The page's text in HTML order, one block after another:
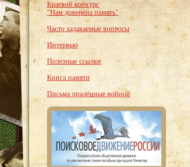
Краевой конкурс
"Нам доверена память"
Часто задаваемые вопросы
Интервью
Полезные ссылки
Книга памяти
Письма опалённые войной